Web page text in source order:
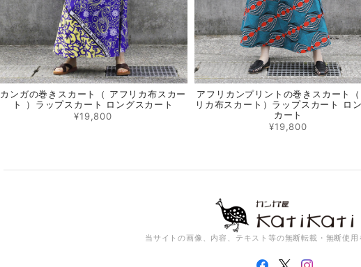
カンガの巻きスカート（ アフリカ布スカー
ト ）ラップスカート ロングスカート
¥19,800
アフリカンプリントの巻きスカート
リカ布スカート）ラップスカート ロ
カート
¥19,800
当サイトの画像、内容、テキスト等の無断転載・無断使